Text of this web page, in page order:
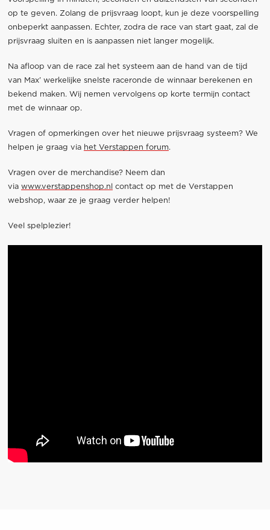
op te geven. Zolang de prijsvraag loopt, kun je deze voorspelling
onbeperkt aanpassen. Echter, zodra de race van start gaat, zal de
prijsvraag sluiten en is aanpassen niet langer mogelijk.
Na afloop van de race zal het systeem aan de hand van de tijd
van Max’ werkelijke snelste raceronde de winnaar berekenen en
bekend maken. Wij nemen vervolgens op korte termijn contact
met de winnaar op.
Vragen of opmerkingen over het nieuwe prijsvraag systeem? We
helpen je graag via het Verstappen forum.
Vragen over de merchandise? Neem dan
via www.verstappenshop.nl
contact op met de Verstappen
webshop, waar ze je graag verder helpen!
Veel spelplezier!